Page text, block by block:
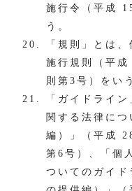
施行令（平成
う。
「規則」とは
施行規則（平
則第3号）をい
「ガイドライ
関する法律につ
編）」（平成
第6号）、「個
ついてのガイド